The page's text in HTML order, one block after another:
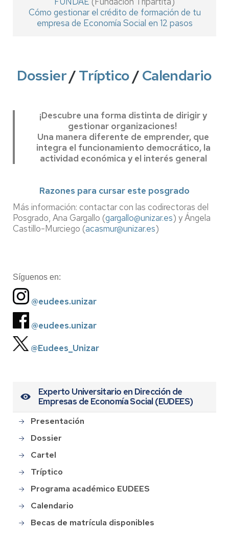
Cómo gestionar el crédito de formación de tu
empresa de Economía Social en 12 pasos
Dossier/Tríptico/Calendario
¡Descubre una forma distinta de dirigir y
gestionar organizaciones!
Una manera diferente de emprender, que
integra el funcionamiento democrático, la
actividad económica y el interés general
Razones para cursar este posgrado
Más información: contactar con las codirectoras del
Posgrado, Ana Gargallo (gargallo@unizar.es) y Ángela
Castillo-Murciego (acasmur@unizar.es)
Síguenos en:
@eudees.unizar
@eudees.unizar
@Eudees_Unizar
Experto Universitario en Dirección de
Empresas de Economía Social (EUDEES)
Presentación
Dossier
Cartel
Tríptico
Programa académico EUDEES
Calendario
Becas de matrícula disponibles